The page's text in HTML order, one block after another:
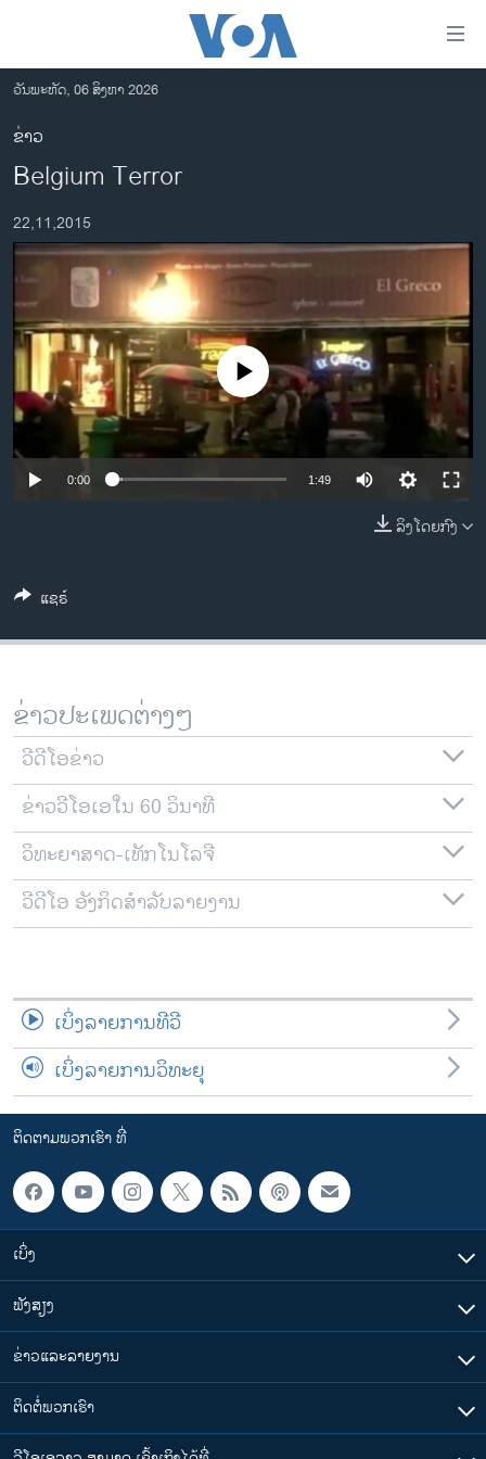
ເຂົ້າ
ຫາ
ຂ້າມ
ຂ້າມ
ໄປ
ຫາ
ຊອກ
ຄົ້ນ
ອາເມຣິກາ
ການເລືອກຕັ້ງ ປະທານາທີບໍດີ ສະຫະລັດ 2024
ຂ່າວ​ຈີນ
ໂລກ
ເອເຊຍ
ອິດສະຫຼະພາບດ້ານການຂ່າວ
ຊີວິດຊາວລາວ
ຊຸມຊົນຊາວລາວ
ພາສາອັງກິດ
ລາຍການກະຈາຍສຽງ
ລາຍງານ
ຕິດຕາມພວກເຮົາ ທີ່
ພາສາຕ່າງໆ
ວັນພະຫັດ, 06 ສິງຫາ 2026
ຂ່າວ
Belgium Terror
22,11,2015
No media source currently available
0:00 1:49
ລິງໂດຍກົງ
ແຊຣ໌
ຂ່າວປະເພດຕ່າງໆ
ວີດີໂອຂ່າວ
ຂ່າວວີໂອເອໃນ 60 ວິນາທີ
ວິທະຍາສາດ-ເທັກໂນໂລຈີ
ວີດີໂອ ອັງກິດສຳລັບລາຍງານ
ເບິ່ງລາຍການທີວີ
ເບິ່ງລາຍການວິທະຍຸ
ຕິດຕາມພວກເຮົາ ທີ່
ເບິ່ງ
ຟັງສຽງ
ຂ່າວແລະລາຍງານ
ຕິດຕໍ່ພວກເຮົາ